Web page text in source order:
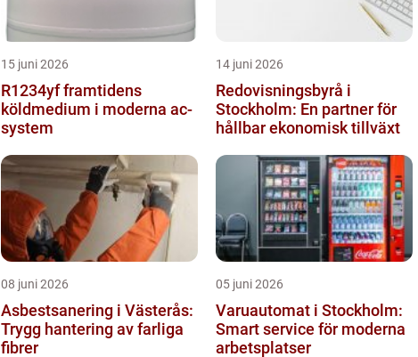
15 juni 2026
R1234yf framtidens
köldmedium i moderna ac-
system
14 juni 2026
Redovisningsbyrå i
Stockholm: En partner för
hållbar ekonomisk tillväxt
08 juni 2026
Asbestsanering i Västerås:
Trygg hantering av farliga
fibrer
05 juni 2026
Varuautomat i Stockholm:
Smart service för moderna
arbetsplatser